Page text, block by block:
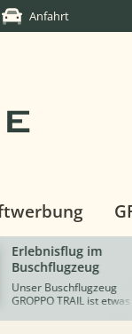
Anfahrt
Erlebnisflug im
Sportflugzeug
Unsere modernen
Flugzeuge sind in
Faserverbund- bzw.